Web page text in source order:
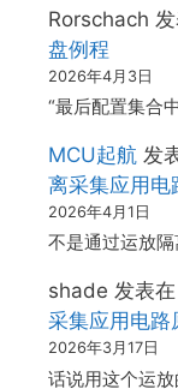
Rorschach
盘例程
2026年4月3日
“最后配置集合
MCU起航 发
离采集应用电
2026年4月1日
不是通过运放隔
shade 发表在
采集应用电路
2026年3月17日
话说用这个运